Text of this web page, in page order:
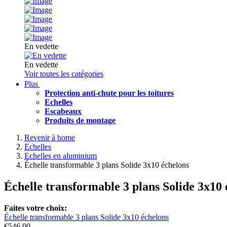
En vedette
En vedette
Voir toutes les catégories
Plus
Protection anti-chute pour les toitures
Echelles
Escabeaux
Produits de montage
Revenir à home
Echelles
Echelles en aluminium
Échelle transformable 3 plans Solide 3x10 échelons
Échelle transformable 3 plans Solide 3x10
Faites votre choix:
Échelle transformable 3 plans Solide 3x10 échelons